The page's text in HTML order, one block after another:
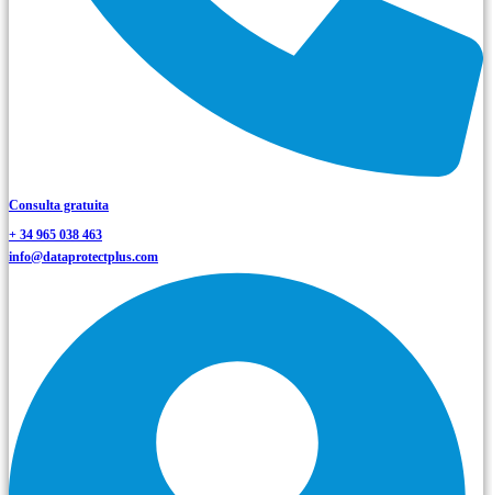
Consulta gratuita
+ 34 965 038 463
info@dataprotectplus.com